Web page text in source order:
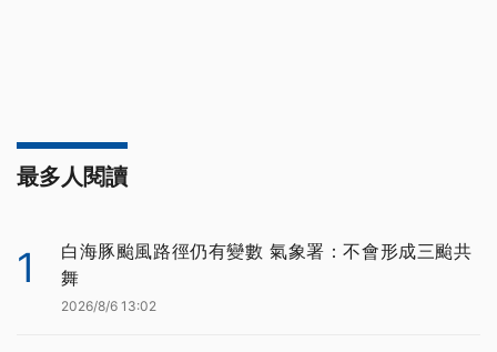
最多人閱讀
1
白海豚颱風路徑仍有變數 氣象署：不會形成三颱共
舞
2026/8/6 13:02